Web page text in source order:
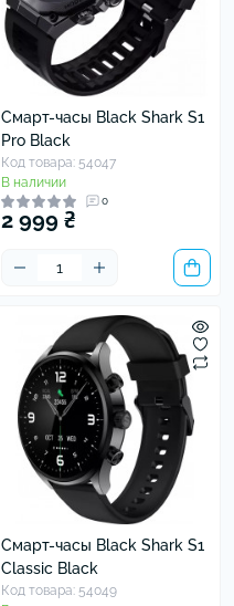
Смарт-часы Black Shark S1
Pro Black
Код товара: 54047
В наличии
0
2 999 ₴
Смарт-часы Black Shark S1
Classic Black
Код товара: 54049